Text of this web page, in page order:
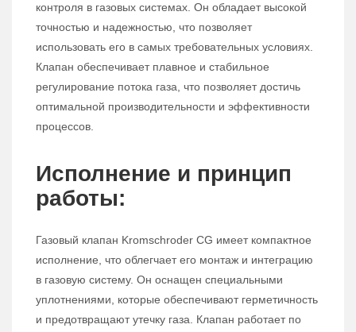
контроля в газовых системах. Он обладает высокой
точностью и надежностью, что позволяет
использовать его в самых требовательных условиях.
Клапан обеспечивает плавное и стабильное
регулирование потока газа, что позволяет достичь
оптимальной производительности и эффективности
процессов.
Исполнение и принцип
работы:
Газовый клапан Kromschroder CG имеет компактное
исполнение, что облегчает его монтаж и интеграцию
в газовую систему. Он оснащен специальными
уплотнениями, которые обеспечивают герметичность
и предотвращают утечку газа. Клапан работает по